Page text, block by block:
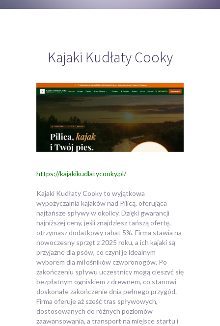
Kajaki Kudłaty Cooky
https://kajakikudlatycooky.pl/
Kajaki Kudłaty Cooky to wyjątkowa
wypożyczalnia kajaków nad Pilicą, oferująca
najtańsze spływy w okolicy. Dzięki gwarancji
najniższej ceny, jeśli znajdziesztańszą ofertę,
otrzymasz dodatkowy rabat 5%. Firma stawia na
nowoczesny sprzęt z 2025 roku, a ich kajaki są
przyjazne dla psów, co czyni je idealnym
wyborem dla miłośników czworonogów. Po
zakończeniu spływu uczestnicy mogą cieszyć się
bezpłatnym ogniskiem z drewnem, co stanowi
doskonałe zakończenie dnia pełnego przygód.
Firma oferuje aż sześć tras spływowych,
dostosowanych do różnych poziomów
zaawansowania, a transport na miejsce startu i